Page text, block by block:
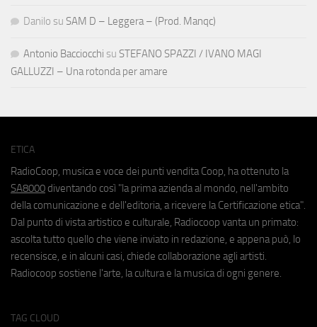
Danilo su SAM D – Leggera – (Prod. Manqc)
Antonio Bacciocchi su STEFANO SPAZZI / IVANO MAGI
GALLUZZI – Una rotonda per amare
ETICA
RadioCoop, musica e voce dei punti vendita Coop, ha ottenuto la
SA8000 diventando così "la prima azienda al mondo, nell'ambito
della comunicazione e dell'editoria, a ricevere la Certificazione etica".
Dal punto di vista artistico e culturale, Radiocoop vanta un primato:
ascolta tutto quello che viene inviato in redazione, e appena può, lo
recensisce, e in alcuni casi, chiede collaborazione agli artisti.
Radiocoop sostiene l'arte, la cultura e la musica di ogni genere.
TAG CLOUD